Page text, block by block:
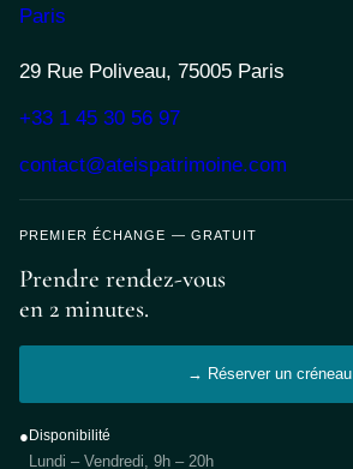
Paris
29 Rue Poliveau, 75005 Paris
+33 1 45 30 56 97
contact@ateispatrimoine.com
PREMIER ÉCHANGE — GRATUIT
Prendre rendez-vous
en 2 minutes.
→ Réserver un créneau
●Disponibilité
Lundi – Vendredi, 9h – 20h